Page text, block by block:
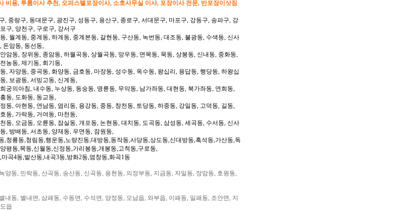
비용, 투룸이사 추천, 오피스텔포장이사, 소호사무실 이사, 포장이사 전문, 반포장이삿짐
, 중랑구, 동대문구, 광진구, 성동구, 용산구, 종로구, 서대문구, 마포구, 강동구, 송파구, 강
구, 양천구, 구로구, 강서구
, 월계동, 중계동, 하계동, 중계본동, 갈현동, 구산동, 녹번동, 대조동, 불광동, 수색동, 신사
돈암동, 동선동,
암동, 장위동, 종암동, 하월곡동, 상월곡동, 망우동, 면목동, 묵동, 상봉동, 신내동, 중화동,
농동, 제기동, 회기동,
, 자양동, 중곡동, 화양동, 금호동, 마장동, 성수동, 옥수동, 왕십리, 용답동, 행당동, 하왕십
, 보광동, 서빙고동, 신계동,
궁의아침, 내수동, 누상동, 동숭동, 명륜동, 무악동, 남가좌동, 대현동, 북가좌동, 연희동,
동, 도화동, 동교동,
동, 아현동, 연남동, 염리동, 용강동, 중동, 창천동, 토당동, 하중동, 강일동, 고덕동, 길동,
동, 가락동, 거여동, 마천동,
동, 오금동, 오륜동, 잠실동, 개포동, 논현동, 대치동, 도곡동, 삼성동, 세곡동, 수서동, 신사
, 방배동, 서초동, 양재동, 우면동, 잠원동,
,청룡동,청림동,행운동,노량진동,대방동,동작동,사당동,상도동,신대방동,흑석동,가산동,독
평동,목동,신월동,신정동,가리봉동,개봉동,고척동,구로동,
곡4동,발산동,내곡3동,방화2동,염창동,화곡1동
양동, 민락동, 산곡동, 송산동, 신곡동, 용현동, 의정부동, 지금동, 자일동, 장암동, 호원동,
내동, 별내면, 삼패동, 수동면, 수석면, 양정동, 오남읍, 와부읍, 이패동, 일패동, 조안면, 지
읍